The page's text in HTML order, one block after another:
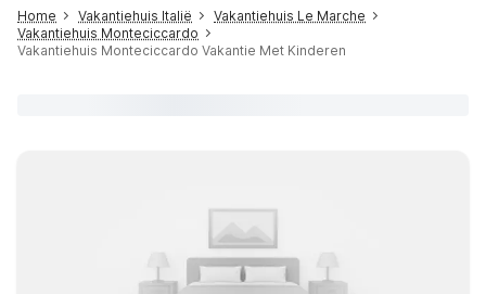
Home Vakantiehuis Italië
Vakantiehuis Le Marche
Vakantiehuis Monteciccardo
Vakantiehuis Monteciccardo Vakantie Met Kinderen